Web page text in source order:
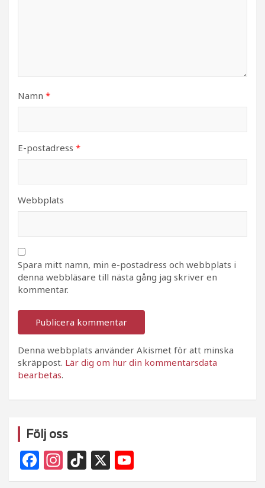
Namn *
E-postadress *
Webbplats
Spara mitt namn, min e-postadress och webbplats i
denna webbläsare till nästa gång jag skriver en
kommentar.
Denna webbplats använder Akismet för att minska
skräppost. Lär dig om hur din kommentarsdata
bearbetas.
Följ oss
F
a
In
st
Ti
k
X
o